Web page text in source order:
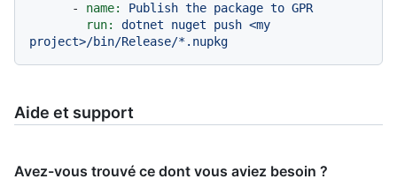
-
name: Publish the package to GPR
run:
dotnet nuget push <my
project>/bin/Release/*.nupkg
Aide et support
Avez-vous trouvé ce dont vous aviez besoin ?